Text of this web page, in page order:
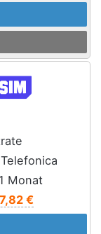
Telefonica
1 Monat
€